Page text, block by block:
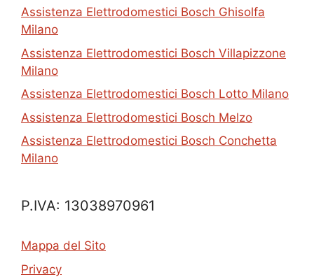
Assistenza Elettrodomestici Bosch Ghisolfa
Milano
Assistenza Elettrodomestici Bosch Villapizzone
Milano
Assistenza Elettrodomestici Bosch Lotto Milano
Assistenza Elettrodomestici Bosch Melzo
Assistenza Elettrodomestici Bosch Conchetta
Milano
P.IVA: 13038970961
Mappa del Sito
Privacy